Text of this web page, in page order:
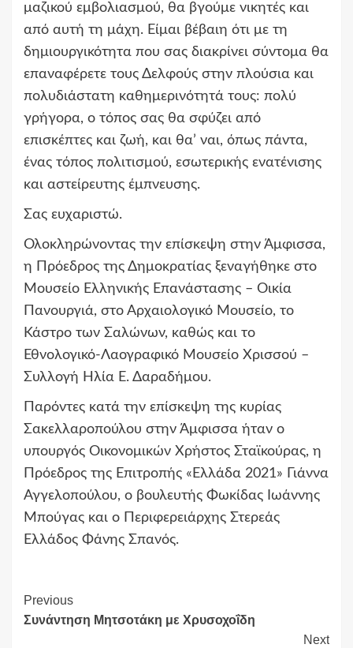
μαζικού εμβολιασμού, θα βγούμε νικητές και
από αυτή τη μάχη. Είμαι βέβαιη ότι με τη
δημιουργικότητα που σας διακρίνει σύντομα θα
επαναφέρετε τους Δελφούς στην πλούσια και
πολυδιάστατη καθημερινότητά τους: πολύ
γρήγορα, ο τόπος σας θα σφύζει από
επισκέπτες και ζωή, και θα’ ναι, όπως πάντα,
ένας τόπος πολιτισμού, εσωτερικής ενατένισης
και αστείρευτης έμπνευσης.
Σας ευχαριστώ.
Ολοκληρώνοντας την επίσκεψη στην Άμφισσα,
η Πρόεδρος της Δημοκρατίας ξεναγήθηκε στο
Μουσείο Ελληνικής Επανάστασης – Οικία
Πανουργιά, στο Αρχαιολογικό Μουσείο, το
Κάστρο των Σαλώνων, καθώς και το
Εθνολογικό-Λαογραφικό Μουσείο Χρισσού –
Συλλογή Ηλία Ε. Δαραδήμου.
Παρόντες κατά την επίσκεψη της κυρίας
Σακελλαροπούλου στην Άμφισσα ήταν ο
υπουργός Οικονομικών Χρήστος Σταϊκούρας, η
Πρόεδρος της Επιτροπής «Ελλάδα 2021»
Γιάννα
Αγγελοπούλου, ο βουλευτής Φωκίδας Ιωάννης
Μπούγας και ο Περιφερειάρχης Στερεάς
Ελλάδος Φάνης Σπανός.
Continue
Reading
Previous
Συνάντηση Μητσοτάκη με Χρυσοχοΐδη
Next